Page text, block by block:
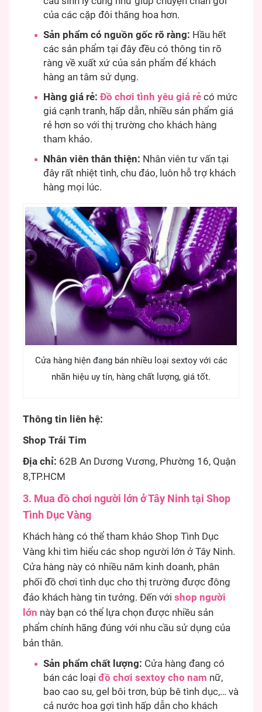
của các cặp đôi thăng hoa hơn.
Sản phẩm có nguồn gốc rõ ràng: Hầu hết
các sản phẩm tại đây đều có thông tin rõ
ràng về xuất xứ của sản phẩm để khách
hàng an tâm sử dụng.
Hàng giá rẻ: Đồ chơi tình yêu giá rẻ có mức
giá cạnh tranh, hấp dẫn, nhiều sản phẩm giá
rẻ hơn so với thị trường cho khách hàng
tham khảo.
Nhân viên thân thiện: Nhân viên tư vấn tại
đây rất nhiệt tình, chu đáo, luôn hỗ trợ khách
hàng mọi lúc.
Cửa hàng hiện đang bán nhiều loại sextoy với các
nhãn hiệu uy tín, hàng chất lượng, giá tốt.
Thông tin liên hệ:
Shop Trái Tim
Địa chỉ: 62B An Dương Vương, Phường 16, Quận
8,TP.HCM
3. Mua đồ chơi người lớn ở Tây Ninh tại Shop
Tình Dục Vàng
Khách hàng có thể tham khảo Shop Tình Dục
Vàng khi tìm hiểu các shop người lớn ở Tây Ninh.
Cửa hàng này có nhiều năm kinh doanh, phân
phối đồ chơi tình dục cho thị trường được đông
đảo khách hàng tin tưởng. Đến với shop người
lớn này bạn có thể lựa chọn được nhiều sản
phẩm chính hãng đúng với nhu cầu sử dụng của
bản thân.
Sản phẩm chất lượng: Cửa hàng đang có
bán các loại đồ chơi sextoy cho nam nữ,
bao cao su, gel bôi trơn, búp bê tình dục,… và
cả nước hoa gợi tình hấp dẫn cho khách